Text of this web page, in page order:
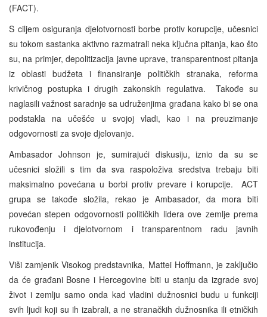
(FACT).
S ciljem osiguranja djelotvornosti borbe protiv korupcije, učesnici
su tokom sastanka aktivno razmatrali neka ključna pitanja, kao što
su, na primjer, depolitizacija javne uprave, transparentnost pitanja
iz oblasti budžeta i finansiranje političkih stranaka, reforma
krivičnog postupka i drugih zakonskih regulativa. Takođe su
naglasili važnost saradnje sa udruženjima građana kako bi se ona
podstakla na učešće u svojoj vladi, kao i na preuzimanje
odgovornosti za svoje djelovanje.
Ambasador Johnson je, sumirajući diskusiju, iznio da su se
učesnici složili s tim da sva raspoloživa sredstva trebaju biti
maksimalno povećana u borbi protiv prevare i korupcije. ACT
grupa se takođe složila, rekao je Ambasador, da mora biti
povećan stepen odgovornosti političkih lidera ove zemlje prema
rukovođenju i djelotvornom i transparentnom radu javnih
institucija.
Viši zamjenik Visokog predstavnika, Mattei Hoffmann, je zaključio
da će građani Bosne i Hercegovine biti u stanju da izgrade svoj
život i zemlju samo onda kad vladini dužnosnici budu u funkciji
svih ljudi koji su ih izabrali, a ne stranačkih dužnosnika ili etničkih